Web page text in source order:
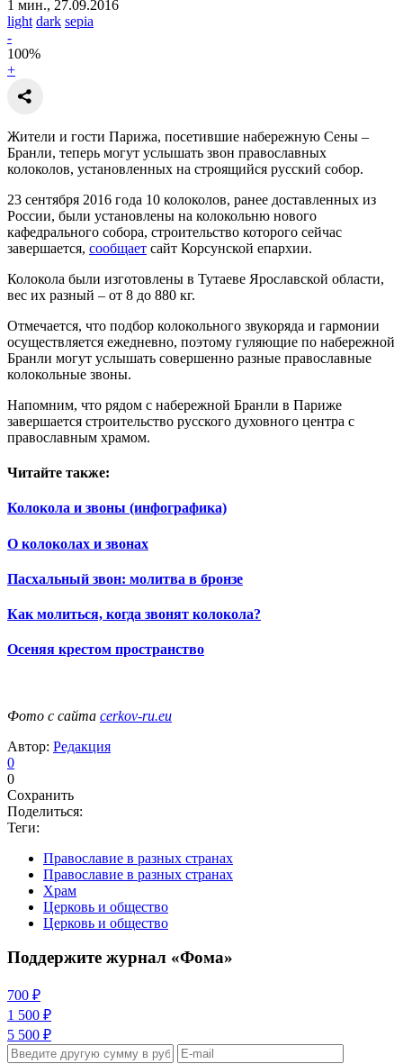
1 мин., 27.09.2016
light dark sepia
-
100%
+
Жители и гости Парижа, посетившие набережную Сены –
Бранли, теперь могут услышать звон православных
колоколов, установленных на строящийся русский собор.
23 сентября 2016 года 10 колоколов, ранее доставленных из
России, были установлены на колокольню нового
кафедрального собора, строительство которого сейчас
завершается, сообщает сайт Корсунской епархии.
Колокола были изготовлены в Тутаеве Ярославской области,
вес их разный – от 8 до 880 кг.
Отмечается, что подбор колокольного звукоряда и гармонии
осуществляется ежедневно, поэтому гуляющие по набережной
Бранли могут услышать совершенно разные православные
колокольные звоны.
Напомним, что рядом с набережной Бранли в Париже
завершается строительство русского духовного центра с
православным храмом.
Читайте также:
Колокола и звоны (инфографика)
О колоколах и звонах
Пасхальный звон: молитва в бронзе
Как молиться, когда звонят колокола?
Осеняя крестом пространство
Фото с сайта cerkov-ru.eu
Автор: Редакция
0
0
Сохранить
Поделиться:
Теги:
Православие в разных странах
Православие в разных странах
Храм
Церковь и общество
Церковь и общество
Поддержите журнал «Фома»
700 ₽
1 500 ₽
5 500 ₽